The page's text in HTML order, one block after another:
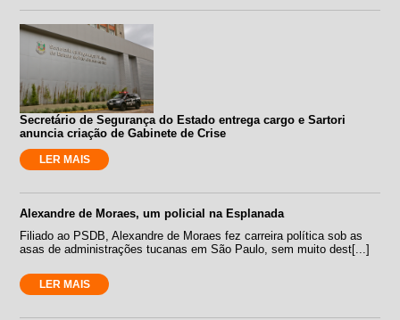
Secretário de Segurança do Estado entrega cargo e Sartori
anuncia criação de Gabinete de Crise
LER MAIS
Alexandre de Moraes, um policial na Esplanada
Filiado ao PSDB, Alexandre de Moraes fez carreira política sob as
asas de administrações tucanas em São Paulo, sem muito dest[...]
LER MAIS